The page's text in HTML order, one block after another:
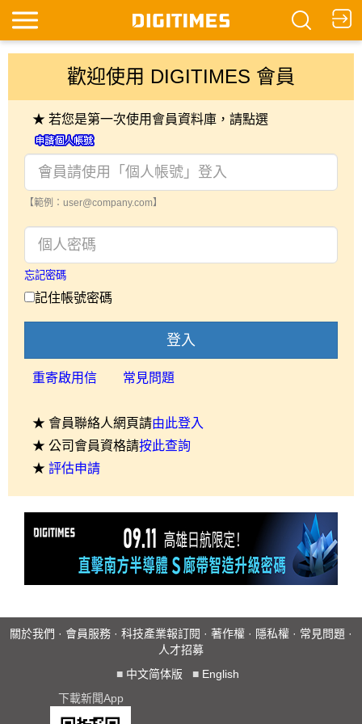
歡迎使用 DIGITIMES 會員
★ 若您是第一次使用會員資料庫，請點選
【範例：user@company.com】
忘記密碼
記住帳號密碼
登入
重寄啟用信 常見問題
★ 會員聯絡人網頁請由此登入
★ 公司會員資格請按此查詢
★ 評估申請
關於我們 · 會員服務 · 科技產業報訂閱 · 著作權 · 隱私權 · 常見問題 ·
人才招募
■ 中文简体版 ■ English
下載新聞App